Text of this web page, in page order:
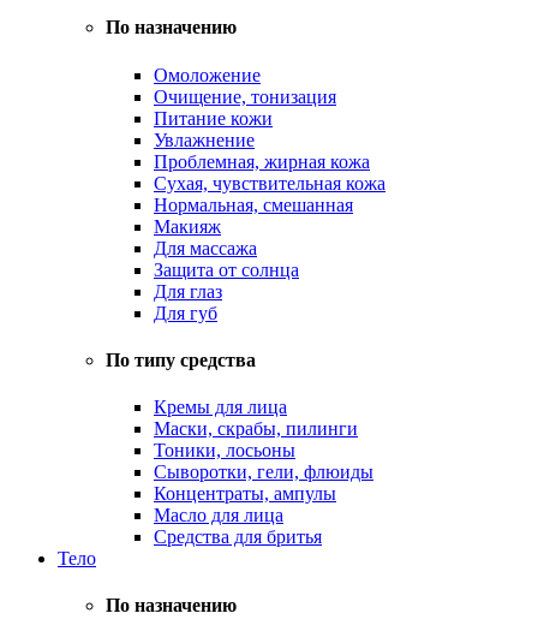
По назначению
Омоложение
Очищение, тонизация
Питание кожи
Увлажнение
Проблемная, жирная кожа
Сухая, чувствительная кожа
Нормальная, смешанная
Макияж
Для массажа
Защита от солнца
Для глаз
Для губ
По типу средства
Кремы для лица
Маски, скрабы, пилинги
Тоники, лосьоны
Сыворотки, гели, флюиды
Концентраты, ампулы
Масло для лица
Средства для бритья
Тело
По назначению